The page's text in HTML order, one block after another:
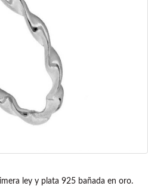
ley y plata 925 bañada en oro.